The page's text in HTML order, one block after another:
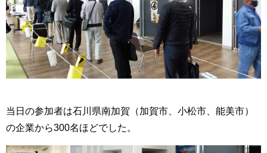
当日の参加者は石川県南加賀（加賀市、小松市、能美市）
の企業から300名ほどでした。